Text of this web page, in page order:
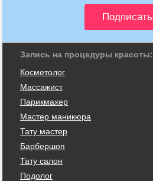
Запись на процедуры красоты:
Косметолог
Массажист
Парикмахер
Мастер маникюра
Тату мастер
Барбершоп
Тату салон
Подолог